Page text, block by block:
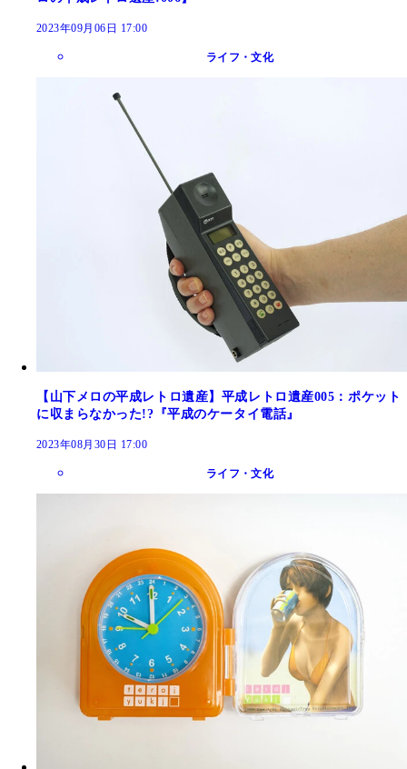
2023年09月06日 17:00
ライフ・文化
【山下メロの平成レトロ遺産】平成レトロ遺産005：ポケット
に収まらなかった!?『平成のケータイ電話』
2023年08月30日 17:00
ライフ・文化